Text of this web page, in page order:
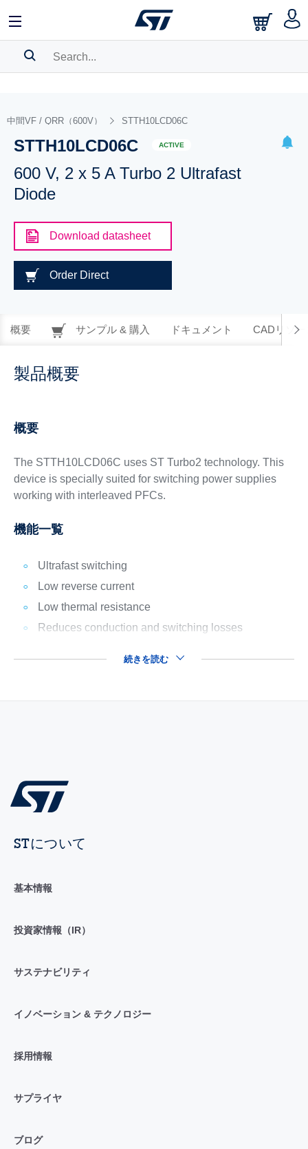
BOOKMARK
Please log in to show your saved searches.
中間VF / QRR（600V） STTH10LCD06C
STTH10LCD06C ACTIVE
600 V, 2 x 5 A Turbo 2 Ultrafast
Diode
Download datasheet
Order Direct
概要 サンプル & 購入 ドキュメント CADリソー
製品概要
概要
The STTH10LCD06C uses ST Turbo2 technology. This
device is specially suited for switching power supplies
working with interleaved PFCs.
機能一覧
Ultrafast switching
Low reverse current
Low thermal resistance
Reduces conduction and switching losses
続きを読む
STについて
基本情報
投資家情報（IR）
サステナビリティ
イノベーション & テクノロジー
採用情報
サプライヤ
ブログ